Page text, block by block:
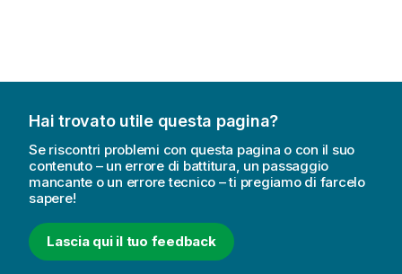
Hai trovato utile questa pagina?
Se riscontri problemi con questa pagina o con il suo
contenuto – un errore di battitura, un passaggio
mancante o un errore tecnico – ti pregiamo di farcelo
sapere!
Lascia qui il tuo feedback